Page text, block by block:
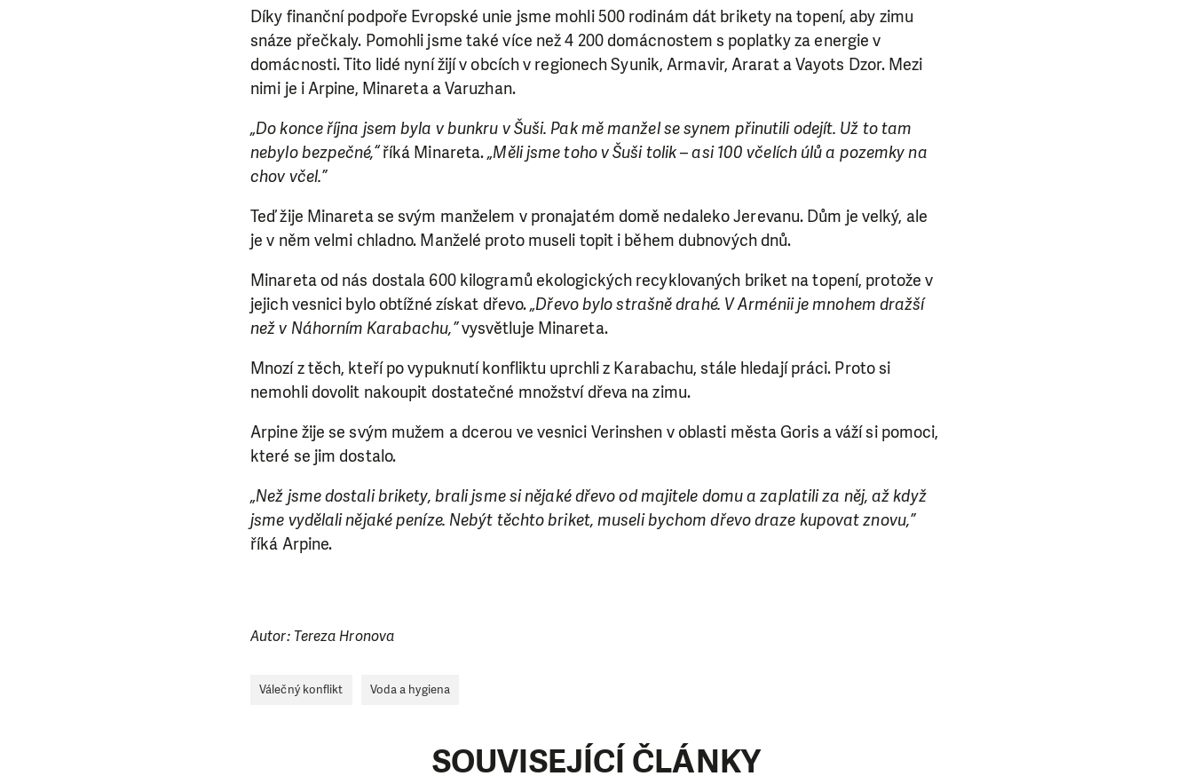
Díky finanční podpoře Evropské unie jsme mohli 500 rodinám dát brikety na topení, aby zimu
snáze přečkaly. Pomohli jsme také více než 4 200 domácnostem s poplatky za energie v
domácnosti. Tito lidé nyní žijí v obcích v regionech Syunik, Armavir, Ararat a Vayots Dzor. Mezi
nimi je i Arpine, Minareta a Varuzhan.
„Do konce října jsem byla v bunkru v Šuši. Pak mě manžel se synem přinutili odejít. Už to tam
nebylo bezpečné,“říká Minareta.„Měli jsme toho v Šuši tolik – asi 100 včelích úlů a pozemky na
chov včel.”
Teď žije Minareta se svým manželem v pronajatém domě nedaleko Jerevanu. Dům je velký, ale
je v něm velmi chladno. Manželé proto museli topit i během dubnových dnů.
Minareta od nás dostala 600 kilogramů ekologických recyklovaných briket na topení, protože v
jejich vesnici bylo obtížné získat dřevo.„Dřevo bylo strašně drahé. V Arménii je mnohem dražší
než v Náhorním Karabachu,”vysvětluje Minareta.
Mnozí z těch, kteří po vypuknutí konfliktu uprchli z Karabachu, stále hledají práci. Proto si
nemohli dovolit nakoupit dostatečné množství dřeva na zimu.
Arpine žije se svým mužem a dcerou ve vesnici Verinshen v oblasti města Goris a váží si pomoci,
které se jim dostalo.
„Než jsme dostali brikety, brali jsme si nějaké dřevo od majitele domu a zaplatili za něj, až když
jsme vydělali nějaké peníze. Nebýt těchto briket, museli bychom dřevo draze kupovat znovu,”
říká Arpine.
Autor: Tereza Hronova
Válečný konflikt Voda a hygiena
SOUVISEJÍCÍ ČLÁNKY
dary nám umožní pomoci vždy tam, kde je to nejvíce potřeba.